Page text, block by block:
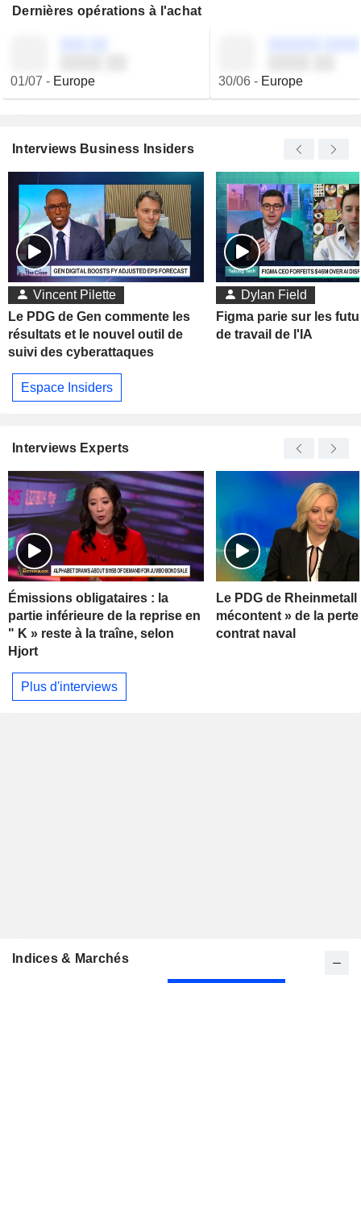
Dernières opérations à l'achat
01/07 - Europe 30/06- Europe
Interviews Business Insiders
Vincent Pilette
Le PDG de Gen commente les
résultats et le nouvel outil de
suivi des cyberattaques
Dylan Field
Figma parie sur les
de travail de l'IA
Espace Insiders
Interviews Experts
Émissions obligataires : la
partie inférieure de la reprise en
" K » reste à la traîne, selon
Hjort
Le PDG de
mécontent » de la
contrat naval
Plus d'interviews
Indices & Marchés